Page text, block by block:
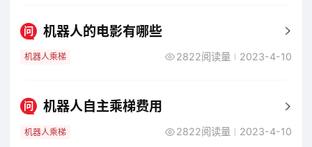
问 机器人的电影有哪些
机器人乘梯 2822阅读量 2023-4-10
问 机器人自主乘梯费用
机器人乘梯 2822阅读量 2023-4-10